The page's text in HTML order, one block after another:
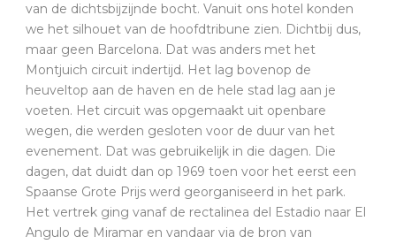
van de dichtsbijzijnde bocht. Vanuit ons hotel konden
we het silhouet van de hoofdtribune zien. Dichtbij dus,
maar geen Barcelona. Dat was anders met het
Montjuich circuit indertijd. Het lag bovenop de
heuveltop aan de haven en de hele stad lag aan je
voeten. Het circuit was opgemaakt uit openbare
wegen, die werden gesloten voor de duur van het
evenement. Dat was gebruikelijk in die dagen. Die
dagen, dat duidt dan op 1969 toen voor het eerst een
Spaanse Grote Prijs werd georganiseerd in het park.
Het vertrek ging vanaf de rectalinea del Estadio naar El
Angulo de Miramar en vandaar via de bron van